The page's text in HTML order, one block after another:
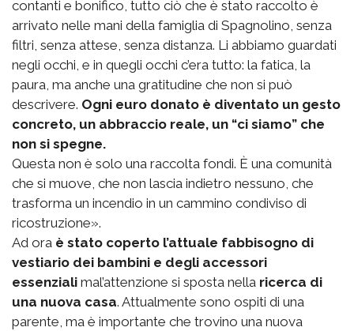
contanti e bonifico, tutto ciò che è stato raccolto è
arrivato nelle mani della famiglia di Spagnolino, senza
filtri, senza attese, senza distanza. Li abbiamo guardati
negli occhi, e in quegli occhi c’era tutto: la fatica, la
paura, ma anche una gratitudine che non si può
descrivere. Ogni euro donato è diventato un gesto
concreto, un abbraccio reale, un “ci siamo” che
non si spegne.
Questa non è solo una raccolta fondi. È una comunità
che si muove, che non lascia indietro nessuno, che
trasforma un incendio in un cammino condiviso di
ricostruzione».
Ad ora è stato coperto l’attuale fabbisogno di
vestiario dei bambini e degli accessori
essenziali mal’attenzione si sposta nella ricerca di
una nuova casa. Attualmente sono ospiti di una
parente, ma è importante che trovino una nuova